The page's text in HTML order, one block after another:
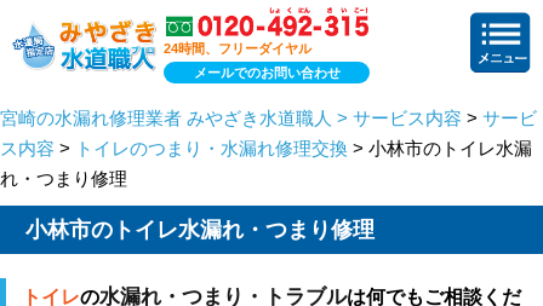
24時間、フリーダイヤル
メールでのお問い合わせ
宮崎の水漏れ修理業者 みやざき水道職人 > サービス内容 > サービ
ス内容 > トイレのつまり・水漏れ修理交換 > 小林市のトイレ水漏
れ・つまり修理
小林市のトイレ水漏れ・つまり修理
トイレの水漏れ・つまり・トラブルは何でもご相談くだ